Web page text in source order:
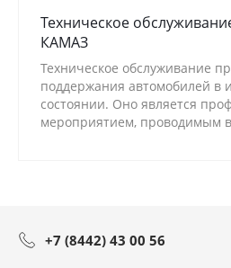
Техническое
КАМАЗ
Техническое обслуживание
поддержания автомобилей в
состоянии. Оно является
мероприятием, проводимым
+7 (8442) 43 00 56